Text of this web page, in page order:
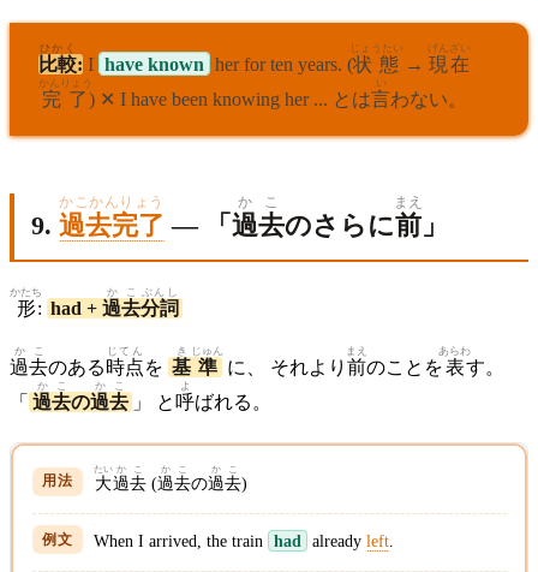
比較
ひかく
: I have known her for ten years. (状態
じょうたい
→ 現在
げんざい
完了
かんりょう
) ✕ I have been knowing her ... とは言
い
わない。
9. 過去完了
かこかんりょう
— 「 過去
かこ
のさらに前
まえ
」
形
かたち
: had + 過去
かこ
分詞
ぶんし
過去
かこ
のある時点
じてん
を 基
き
準
じゅん
に、 それより 前
まえ
のことを表
あらわ
す。
「 過去
かこ
の過去
かこ
」 と 呼
よ
ばれる。
大
たい
過
か
去
こ
(過去
かこ
の過去
かこ
)
When I arrived, the train had alreadyleft